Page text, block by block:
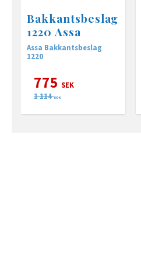
Bakkantsbeslag
1220 Assa
Assa Bakkantsbeslag
1220
775 SEK
1 114 SEK